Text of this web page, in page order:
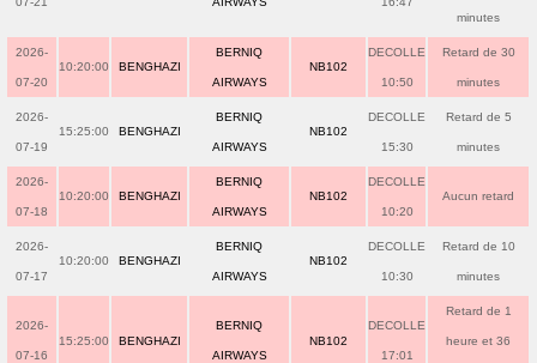
minutes
2026-
07-20
10:20:00 BENGHAZI
BERNIQ
AIRWAYS
NB102
DECOLLE
10:50
Retard de 30
minutes
2026-
07-19
15:25:00 BENGHAZI
BERNIQ
AIRWAYS
NB102
DECOLLE
15:30
Retard de 5
minutes
2026-
07-18
10:20:00 BENGHAZI
BERNIQ
AIRWAYS
NB102
DECOLLE
10:20
Aucun retard
2026-
07-17
10:20:00 BENGHAZI
BERNIQ
AIRWAYS
NB102
DECOLLE
10:30
Retard de 10
minutes
2026-
07-16
15:25:00 BENGHAZI
BERNIQ
AIRWAYS
NB102
DECOLLE
17:01
Retard de 1
heure et 36